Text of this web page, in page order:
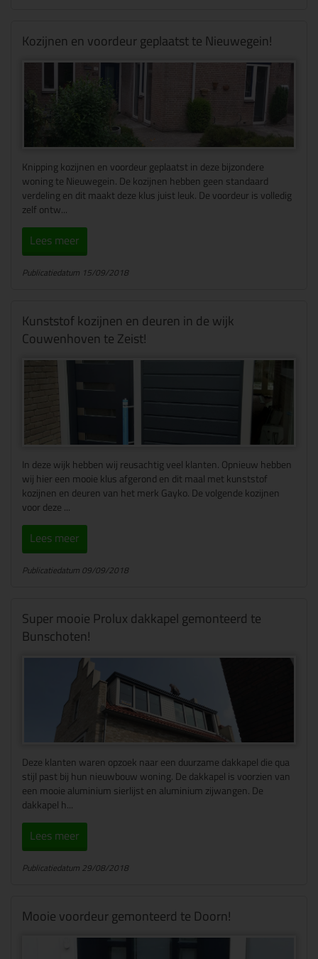
Kozijnen en voordeur geplaatst te Nieuwegein!
Knipping kozijnen en voordeur geplaatst in deze bijzondere
woning te Nieuwegein. De kozijnen hebben geen standaard
verdeling en dit maakt deze klus juist leuk. De voordeur is volledig
zelf ontw...
Lees meer
Publicatiedatum 15/09/2018
Kunststof kozijnen en deuren in de wijk
Couwenhoven te Zeist!
In deze wijk hebben wij reusachtig veel klanten. Opnieuw hebben
wij hier een mooie klus afgerond en dit maal met kunststof
kozijnen en deuren van het merk Gayko. De volgende kozijnen
voor deze ...
Lees meer
Publicatiedatum 09/09/2018
Super mooie Prolux dakkapel gemonteerd te
Bunschoten!
Deze klanten waren opzoek naar een duurzame dakkapel die qua
stijl past bij hun nieuwbouw woning. De dakkapel is voorzien van
een mooie aluminium sierlijst en aluminium zijwangen. De
dakkapel h...
Lees meer
Publicatiedatum 29/08/2018
Mooie voordeur gemonteerd te Doorn!